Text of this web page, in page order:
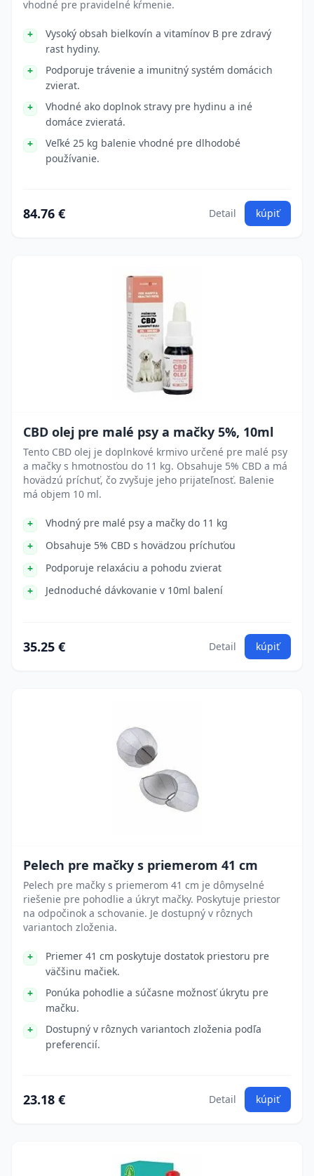
vhodné pre pravidelné kŕmenie.
Vysoký obsah bielkovín a vitamínov B pre zdravý
rast hydiny.
Podporuje trávenie a imunitný systém domácich
zvierat.
Vhodné ako doplnok stravy pre hydinu a iné
domáce zvieratá.
Veľké 25 kg balenie vhodné pre dlhodobé
používanie.
84.76 € Detail kúpiť
CBD olej pre malé psy a mačky 5%, 10ml
Tento CBD olej je doplnkové krmivo určené pre malé psy
a mačky s hmotnosťou do 11 kg. Obsahuje 5% CBD a má
hovädzú príchuť, čo zvyšuje jeho prijateľnosť. Balenie
má objem 10 ml.
Vhodný pre malé psy a mačky do 11 kg
Obsahuje 5% CBD s hovädzou príchuťou
Podporuje relaxáciu a pohodu zvierat
Jednoduché dávkovanie v 10ml balení
35.25 € Detail kúpiť
Pelech pre mačky s priemerom 41 cm
Pelech pre mačky s priemerom 41 cm je dômyselné
riešenie pre pohodlie a úkryt mačky. Poskytuje priestor
na odpočinok a schovanie. Je dostupný v rôznych
variantoch zloženia.
Priemer 41 cm poskytuje dostatok priestoru pre
väčšinu mačiek.
Ponúka pohodlie a súčasne možnosť úkrytu pre
mačku.
Dostupný v rôznych variantoch zloženia podľa
preferencií.
23.18 € Detail kúpiť